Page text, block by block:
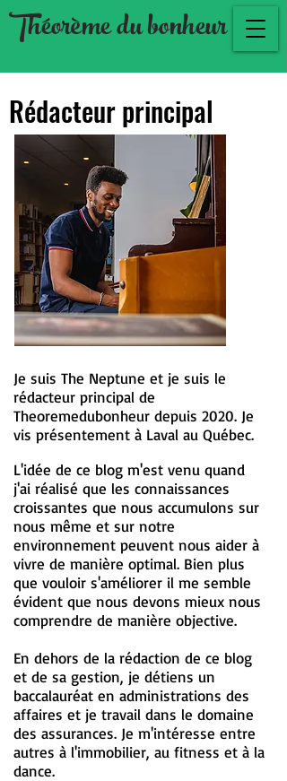
Théorème du bonheur
Rédacteur principal
Je suis The Neptune et je suis le
rédacteur principal de
Theoremedubonheur depuis 2020. Je
vis présentement à Laval au Québec.
L'idée de ce blog m'est venu quand
j'ai réalisé que les connaissances
croissantes que nous accumulons sur
nous même et sur notre
environnement peuvent nous aider à
vivre de manière optimal. Bien plus
que vouloir s'améliorer il me semble
évident que nous devons mieux nous
comprendre de manière objective.
En dehors de la rédaction de ce blog
et de sa gestion, je détiens un
baccalauréat en administrations des
affaires et je travail dans le domaine
des assurances. Je m'intéresse entre
autres à l'immobilier, au fitness et à la
dance.